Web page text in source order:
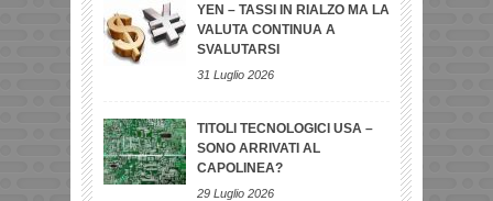
YEN – TASSI IN RIALZO MA LA
VALUTA CONTINUA A
SVALUTARSI
31 Luglio 2026
TITOLI TECNOLOGICI USA –
SONO ARRIVATI AL
CAPOLINEA?
29 Luglio 2026